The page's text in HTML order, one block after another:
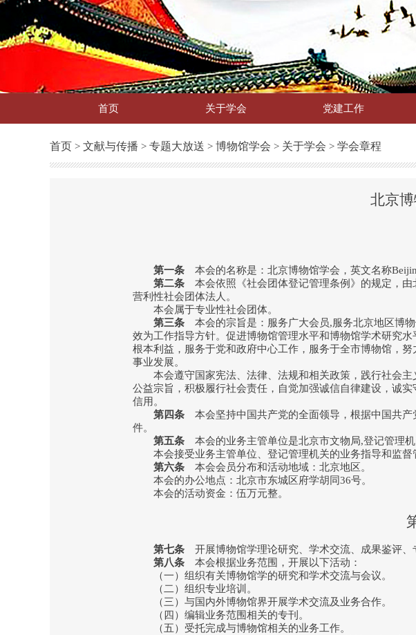
首页 关于学会 党建工作
首页 > 文献与传播 > 专题大放送 > 博物馆学会 > 关于学会 > 学会章程
北京博
第一条 本会的名称是：北京博物馆学会，英文名称
第二条 本会依照《社会团体登记管理条例》的规定，
营利性社会团体法人。
本会属于专业性社会团体。
第三条 本会的宗旨是：服务广大会员,服务北京地区博
效为工作指导方针。促进博物馆管理水平和博物馆学术研究
根本利益，服务于党和政府中心工作，服务于全市博物馆，
事业发展。
本会遵守国家宪法、法律、法规和相关政策，践行社会主
公益宗旨，积极履行社会责任，自觉加强诚信自律建设，诚
信用。
第四条 本会坚持中国共产党的全面领导，根据中国共
件。
第五条 本会的业务主管单位是北京市文物局,登记管理
本会接受业务主管单位、登记管理机关的业务指导和监督
第六条 本会会员分布和活动地域：北京地区。
本会的办公地点：北京市东城区府学胡同36号。
本会的活动资金：伍万元整。
第七条 开展博物馆学理论研究、学术交流、成果鉴评
第八条 本会根据业务范围，开展以下活动：
（一）组织有关博物馆学的研究和学术交流与会议。
（二）组织专业培训。
（三）与国内外博物馆界开展学术交流及业务合作。
（四）编辑业务范围相关的专刊。
（五）受托完成与博物馆相关的业务工作。